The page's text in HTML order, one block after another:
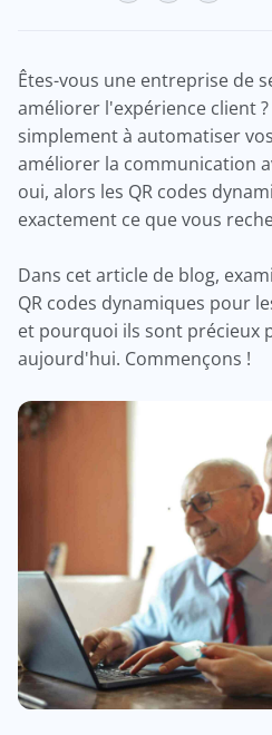
Êtes-vous une entreprise de
améliorer l'expérience client
simplement à automatiser
améliorer la communication
oui, alors les QR codes
exactement ce que vous
Dans cet article de blog,
QR codes dynamiques pour
et pourquoi ils sont précieux
aujourd'hui. Commençons !